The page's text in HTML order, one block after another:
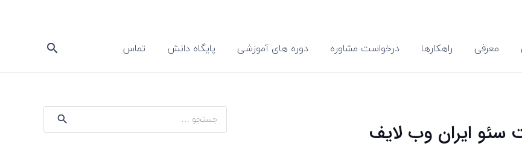
معرفی راهکارها درخواست مشاوره دوره های آموزشی پایگاه دانش تماس search
سئو ایران وب لایف
جستجو
برای: